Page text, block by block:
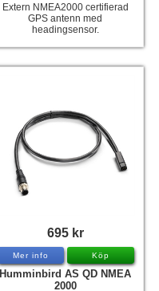
Extern NMEA2000 certifierad
GPS antenn med
headingsensor.
695 kr
Mer info Köp
Humminbird AS QD NMEA
2000